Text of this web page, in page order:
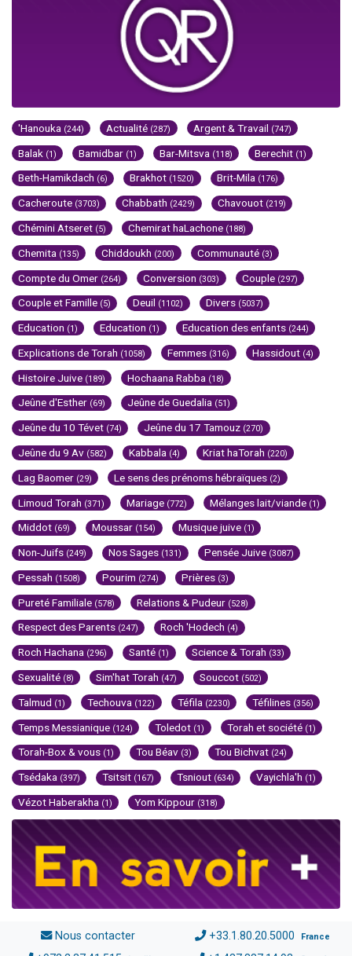
'Hanouka (244) Actualité (287) Argent & Travail (747)
Balak (1) Bamidbar (1) Bar-Mitsva (118) Berechit (1)
Beth-Hamikdach (6) Brakhot (1520) Brit-Mila (176)
Cacheroute (3703) Chabbath (2429) Chavouot (219)
Chémini Atseret (5) Chemirat haLachone (188)
Chemita (135) Chiddoukh (200) Communauté (3)
Compte du Omer (264) Conversion (303) Couple (297)
Couple et Famille (5) Deuil (1102) Divers (5037)
Education (1) Education (1) Education des enfants (244)
Explications de Torah (1058) Femmes (316) Hassidout (4)
Histoire Juive (189) Hochaana Rabba (18)
Jeûne d'Esther (69) Jeûne de Guedalia (51)
Jeûne du 10 Tévet (74) Jeûne du 17 Tamouz (270)
Jeûne du 9 Av (582) Kabbala (4) Kriat haTorah (220)
Lag Baomer (29) Le sens des prénoms hébraïques (2)
Limoud Torah (371) Mariage (772) Mélanges lait/viande (1)
Middot (69) Moussar (154) Musique juive (1)
Non-Juifs (249) Nos Sages (131) Pensée Juive (3087)
Pessah (1508) Pourim (274) Prières (3)
Pureté Familiale (578) Relations & Pudeur (528)
Respect des Parents (247) Roch 'Hodech (4)
Roch Hachana (296) Santé (1) Science & Torah (33)
Sexualité (8) Sim'hat Torah (47) Souccot (502)
Talmud (1) Techouva (122) Téfila (2230) Téfilines (356)
Temps Messianique (124) Toledot (1) Torah et société (1)
Torah-Box & vous (1) Tou Béav (3) Tou Bichvat (24)
Tsédaka (397) Tsitsit (167) Tsniout (634) Vayichla'h (1)
Vézot Haberakha (1) Yom Kippour (318)
Nous contacter +33.1.80.20.5000 France